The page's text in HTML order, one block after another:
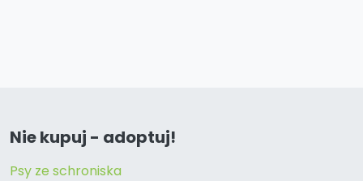
Nie kupuj - adoptuj!
Psy ze schroniska